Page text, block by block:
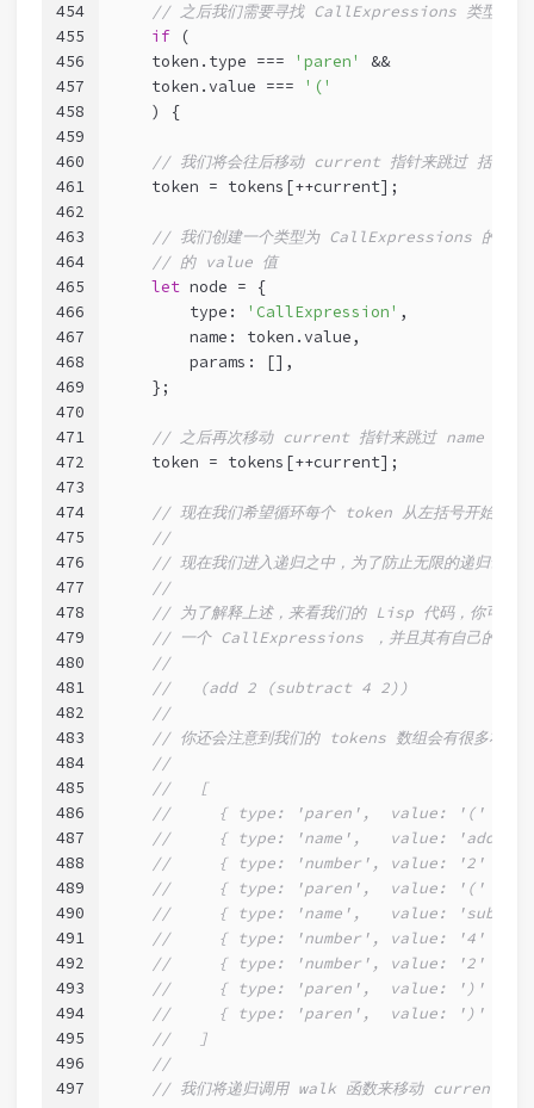
454
455
456
457
458
459
460
461
462
463
464
465
466
467
468
469
470
471
472
473
474
475
476
477
478
479
480
481
482
483
484
485
486
487
488
489
490
491
492
493
494
495
496
497
// 之后我们需要寻找 CallExpressions 类型，所
if (
    token.type ===
'paren'
&&
    token.value ===
'('
    ) {
// 我们将会往后移动 current 指针来跳过 括号
    token = tokens[++current];
// 我们创建一个类型为 CallExpressions 的基础
// 的 value 值
let node = {
        type:
'CallExpression' ,
        name: token.value,
        params: [],
    };
// 之后再次移动 current 指针来跳过 name
    token = tokens[++current];
// 现在我们希望循环每个 token 从左括号开始到
//
// 现在我们进入递归之中，为了防止无限的递归调用
//
// 为了解释上述，来看我们的 Lisp 代码，你可以
// 一个 CallExpressions ，并且其有自己的返回
//
//   (add 2 (subtract 4 2))
//
// 你还会注意到我们的 tokens 数组会有很多右括
//
//   [
//     { type: 'paren',  value: '('
//     { type: 'name',   value: 'add'
//     { type: 'number', value: '2'
//     { type: 'paren',  value: '('
//     { type: 'name',   value:
//     { type: 'number', value: '4'
//     { type: 'number', value: '2'
//     { type: 'paren',  value: ')'
//     { type: 'paren',  value: ')'
//   ]
//
// 我们将递归调用 walk 函数来移动 current 指